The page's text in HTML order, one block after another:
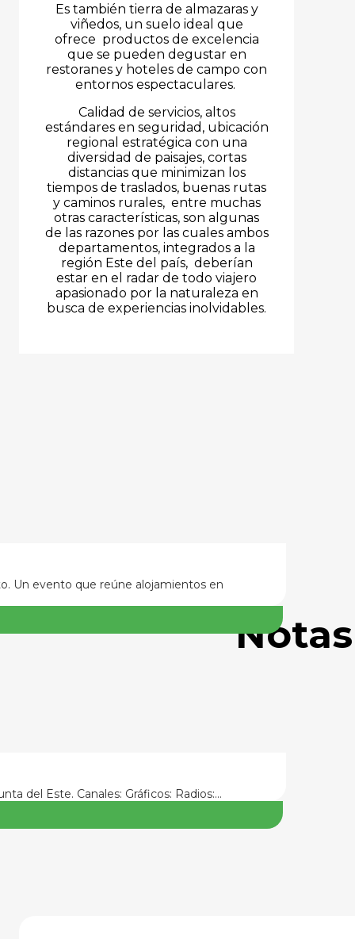
Es también tierra de almazaras y
viñedos, un suelo ideal que
ofrece productos de excelencia
que se pueden degustar en
restoranes y hoteles de campo con
entornos espectaculares.
Calidad de servicios, altos
estándares en seguridad, ubicación
regional estratégica con una
diversidad de paisajes, cortas
distancias que minimizan los
tiempos de traslados, buenas rutas
y caminos rurales, entre muchas
otras características, son algunas
de las razones por las cuales ambos
departamentos, integrados a la
región Este del país, deberían
estar en el radar de todo viajero
apasionado por la naturaleza en
busca de experiencias inolvidables.
Notas
Un evento que reúne alojamientos en
del Este. Canales: Gráficos: Radios:…